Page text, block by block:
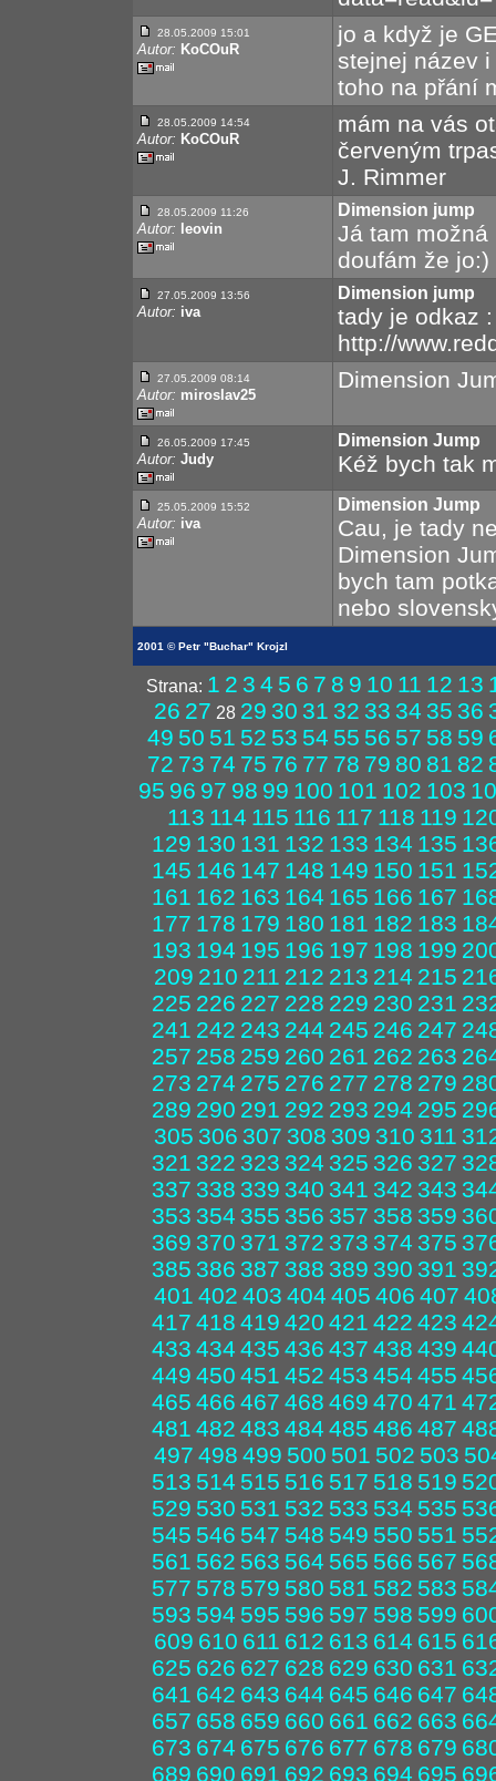
28.05.2009 15:01
Autor: KoCOuR
jo a když je
stejnej název
toho na přání
28.05.2009 14:54
Autor: KoCOuR
mám na vás
červeným
J. Rimmer
28.05.2009 11:26
Autor: leovin
Dimension jump
Já tam
doufám že jo:)
27.05.2009 13:56
Autor: iva
Dimension jump
tady je odkaz :
http://
27.05.2009 08:14
Autor: miroslav25
Dimension
26.05.2009 17:45
Autor: Judy
Dimension Jump
Kéž bych tak
25.05.2009 15:52
Autor: iva
Dimension Jump
Cau, je tady
Dimension
bych tam
nebo
2001 © Petr "Buchar" Krojzl
Strana: 1 2 3 4 5 6 7 8 9 10 11 12 13
26 27 28 29 30 31 32 33 34 35 36
49 50 51 52 53 54 55 56 57 58 59
72 73 74 75 76 77 78 79 80 81 82
95 96 97 98 99 100 101 102 103
113 114 115 116 117 118 119
129 130 131 132 133 134 135
145 146 147 148 149 150 151
161 162 163 164 165 166 167
177 178 179 180 181 182 183
193 194 195 196 197 198 199
209 210 211 212 213 214 215
225 226 227 228 229 230 231
241 242 243 244 245 246 247
257 258 259 260 261 262 263
273 274 275 276 277 278 279
289 290 291 292 293 294 295
305 306 307 308 309 310 311
321 322 323 324 325 326 327
337 338 339 340 341 342 343
353 354 355 356 357 358 359
369 370 371 372 373 374 375
385 386 387 388 389 390 391
401 402 403 404 405 406 407
417 418 419 420 421 422 423
433 434 435 436 437 438 439
449 450 451 452 453 454 455
465 466 467 468 469 470 471
481 482 483 484 485 486 487
497 498 499 500 501 502 503
513 514 515 516 517 518 519
529 530 531 532 533 534 535
545 546 547 548 549 550 551
561 562 563 564 565 566 567
577 578 579 580 581 582 583
593 594 595 596 597 598 599
609 610 611 612 613 614 615
625 626 627 628 629 630 631
641 642 643 644 645 646 647
657 658 659 660 661 662 663
673 674 675 676 677 678 679
689 690 691 692 693 694 695